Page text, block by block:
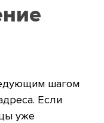
шагом
Если
уже